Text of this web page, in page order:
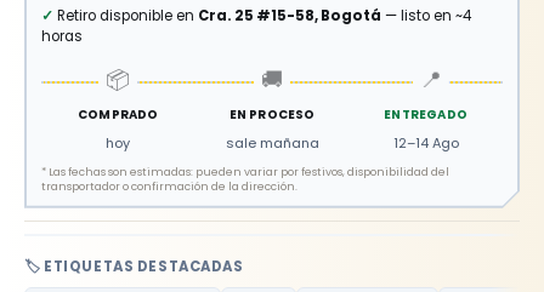
🏷️ ETIQUETAS DESTACADAS
✓ Retiro disponible en Cra. 25 #15-58, Bogotá — listo en ~4
horas
📦
COMPRADO
hoy
🚚
EN PROCESO
sale mañana
📍
ENTREGADO
12–14 Ago
* Las fechas son estimadas: pueden variar por festivos, disponibilidad del
transportador o confirmación de la dirección.